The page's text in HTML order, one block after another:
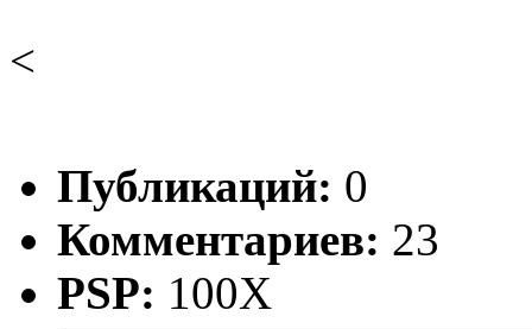
<
Публикаций: 0
Комментариев: 23
PSP: 100X